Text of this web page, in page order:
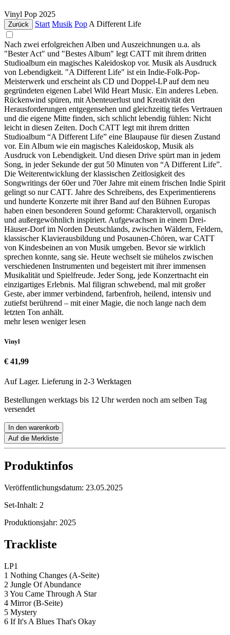
Vinyl Pop 2025
Zurück Start Musik Pop A Different Life
Nach zwei erfolgreichen Alben und Auszeichnungen u.a. als
"Bester Act" und "Bestes Album" legt CATT mit ihrem dritten
Studioalbum ein magisches Kaleidoskop vor. Musik als Ausdruck
von Lebendigkeit. "A Different Life" ist ein Indie-Folk-Pop-
Meisterwerk und erscheint als CD und Doppel-LP auf dem neu
gegründeten eigenen Label Wild Heart Music. Ein anderes Leben.
Rückenwind spüren, mit Abenteuerlust und Kreativität den
Herausforderungen entgegensehen und gleichzeitig tiefes Vertrauen
und die eigene Mitte finden, sich schlicht lebendig fühlen: Nicht
leicht in diesen Zeiten. Doch CATT legt mit ihrem dritten
Studioalbum “A Different Life” eine Blaupause für diesen Zustand
vor. Ein Album wie ein magisches Kaleidoskop, Musik als
Ausdruck von Lebendigkeit. Und diesen Drive spürt man in jedem
Song, in jeder Sekunde der gut 50 Minuten von “A Different Life”.
Die Weiterentwicklung der klassischen Zeitlosigkeit des
Songwritings der 60er und 70er Jahre mit einem frischen Indie Spirit
gelingt so nur CATT. Jahre des Schreibens, des Experimentierens
und hunderte Konzerte mit ihrer Band auf den Bühnen Europas
haben einen besonderen Sound geformt: Charaktervoll, organisch
und außergewöhnlich inspiriert. Aufgewachsen in einem Drei-
Häuser-Dorf im Norden Deutschlands, zwischen Wäldern, Feldern,
klassischer Klavierausbildung und Posaunen-Chören, war CATT
von Kindesbeinen an von Musik umgeben. Bevor sie wirklich
sprechen konnte, sang sie. Heute wechselt sie mühelos zwischen
verschiedenen Instrumenten und begeistert mit ihrer immensen
Musikalität und Spielfreude. Jeder Song, jede Konzertnacht ein
einzigartiges Erlebnis. Mal filigran schwebend, mal mit großer
Geste, aber immer verbindend, farbenfroh, heilend, intensiv und
zutiefst berührend – mit einer Magie, die noch lange nach dem
letzten Ton anhält.
mehr lesen weniger lesen
Vinyl
€ 41,99
Auf Lager. Lieferung in 2-3 Werktagen
Bestellungen werktags bis 12 Uhr werden noch am selben Tag
versendet
In den warenkorb
Auf die Merkliste
Produktinfos
Veröffentlichungsdatum: 23.05.2025
Set-Inhalt: 2
Produktionsjahr: 2025
Trackliste
LP1
1 Nothing Changes (A-Seite)
2 Jungle Of Abundance
3 You Came Through A Star
4 Mirror (B-Seite)
5 Mystery
6 If It's A Blues That's Okay